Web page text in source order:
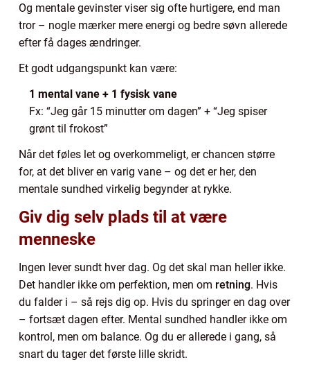
Og mentale gevinster viser sig ofte hurtigere, end man
tror – nogle mærker mere energi og bedre søvn allerede
efter få dages ændringer.
Et godt udgangspunkt kan være:
1 mental vane + 1 fysisk vane
Fx: “Jeg går 15 minutter om dagen” + “Jeg spiser
grønt til frokost”
Når det føles let og overkommeligt, er chancen større
for, at det bliver en varig vane – og det er her, den
mentale sundhed virkelig begynder at rykke.
Giv dig selv plads til at være
menneske
Ingen lever sundt hver dag. Og det skal man heller ikke.
Det handler ikke om perfektion, men om retning. Hvis
du falder i – så rejs dig op. Hvis du springer en dag over
– fortsæt dagen efter. Mental sundhed handler ikke om
kontrol, men om balance. Og du er allerede i gang, så
snart du tager det første lille skridt.